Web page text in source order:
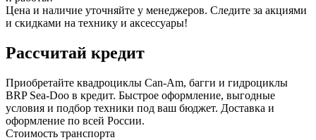
Цена и наличие уточняйте у менеджеров. Следите за акциями
и скидками на технику и аксессуары!
Рассчитай кредит
Приобретайте квадроциклы Can-Am, багги и гидроциклы
BRP Sea-Doo в кредит. Быстрое оформление, выгодные
условия и подбор техники под ваш бюджет. Доставка и
оформление по всей России.
Стоимость транспорта